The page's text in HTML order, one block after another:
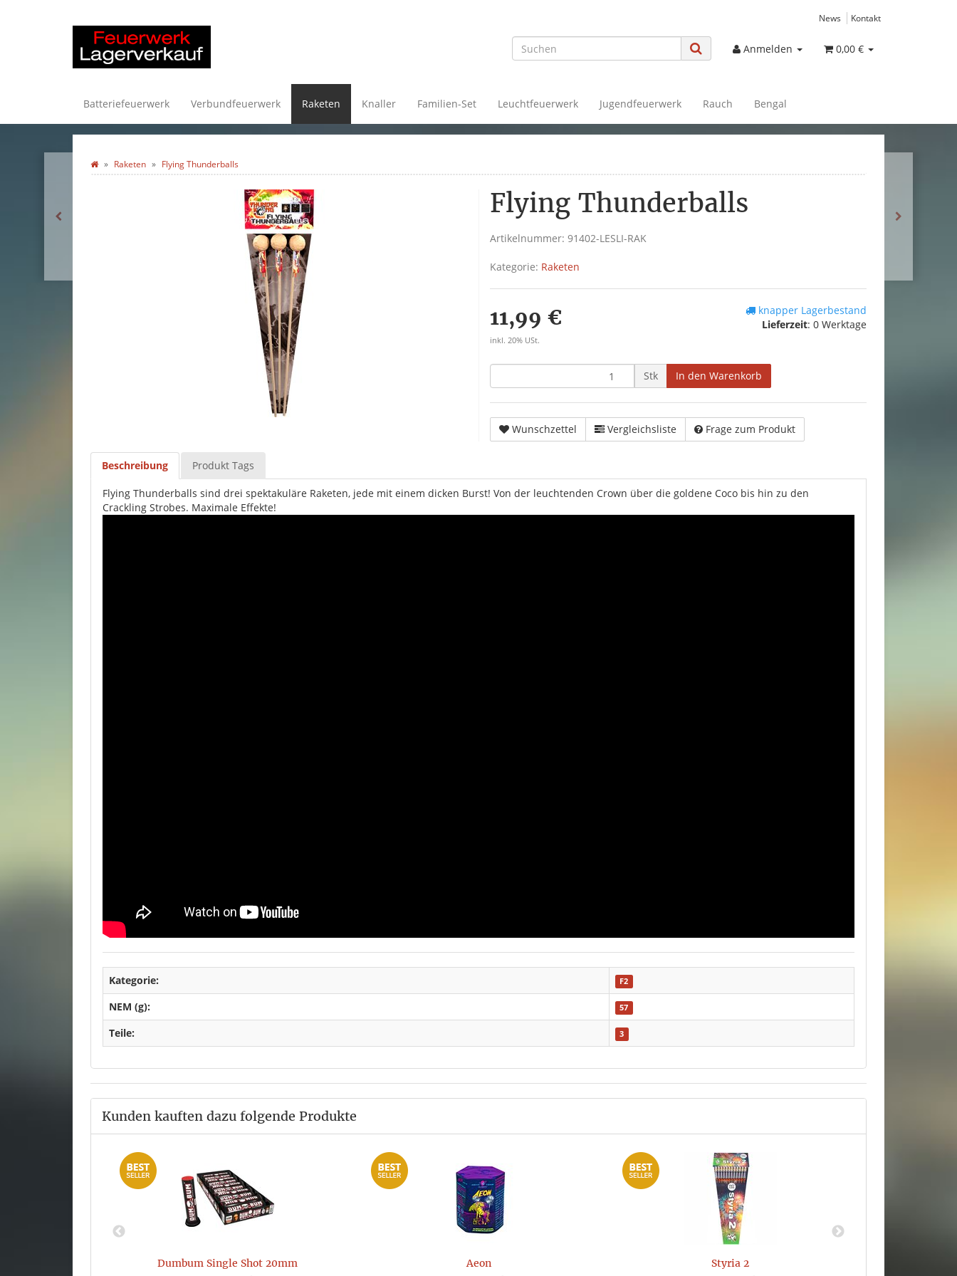
News Kontakt
Anmelden 0,00 €
Batteriefeuerwerk Verbundfeuerwerk Raketen Knaller Familien-Set Leuchtfeuerwerk Jugendfeuerwerk Rauch Bengal
Raketen Flying Thunderballs
Flying Thunderballs
Artikelnummer: 91402-LESLI-RAK
Kategorie: Raketen
11,99 €
inkl. 20% USt.
knapper Lagerbestand
Lieferzeit: 0 Werktage
Stk In den Warenkorb
Wunschzettel Vergleichsliste Frage zum Produkt
Beschreibung Produkt Tags
Flying Thunderballs sind drei spektakuläre Raketen, jede mit einem dicken Burst! Von der leuchtenden Crown über die goldene Coco bis hin zu den
Crackling Strobes. Maximale Effekte!
Kategorie: F2
NEM (g): 57
Teile: 3
Kunden kauften dazu folgende Produkte
Dumbum Single Shot 20mm Aeon Styria 2